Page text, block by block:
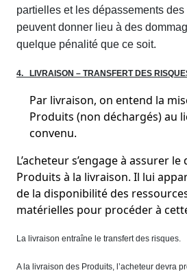
partielles et les dépassements
peuvent donner lieu à des
quelque pénalité que ce soit.
4. LIVRAISON – TRANSFERT DES
Par livraison, on entend la
Produits (non déchargés) au
convenu.
L’acheteur s’engage à assurer
Produits à la livraison. Il lui
de la disponibilité des
matérielles pour procéder à
La livraison entraîne le transfert des risques.
A la livraison des Produits, l’acheteur devra